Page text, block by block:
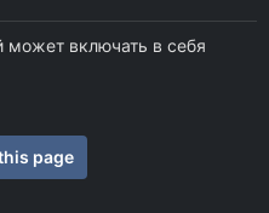
может включать в себя
page